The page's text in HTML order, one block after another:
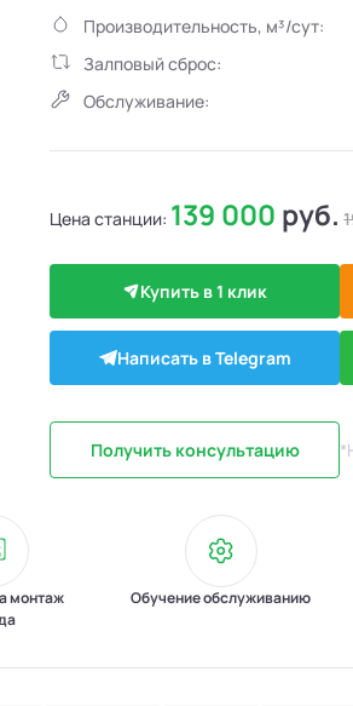
Производительность, м³/сут:
Залповый сброс:
Обслуживание:
Цена станции: 139 000 руб.
Купить в 1 клик
Написать в Telegram
Получить консультацию
монтаж
Обучение обслуживанию